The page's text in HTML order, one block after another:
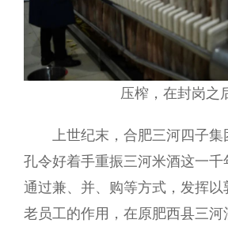
压榨，在封岗之
上世纪末，合肥三河四子集
孔令好着手重振三河米酒这一千
通过兼、并、购等方式，发挥以
老员工的作用，在原肥西县三河